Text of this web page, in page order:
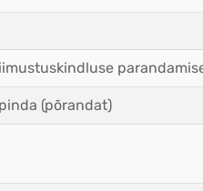
(põrandat)